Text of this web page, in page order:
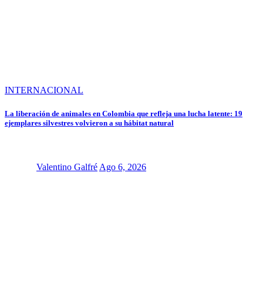
INTERNACIONAL
La liberación de animales en Colombia que refleja una lucha latente: 19
ejemplares silvestres volvieron a su hábitat natural
Valentino Galfré Ago 6, 2026